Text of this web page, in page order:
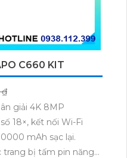
C660 KIT
₫
giải 4K 8MP
18×, kết nối Wi-Fi
mAh sạc lại.
trang bị tấm pin năng